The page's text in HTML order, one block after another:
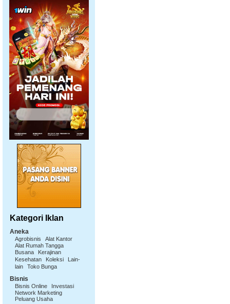
Kategori Iklan
Aneka
Agrobisnis
Alat Kantor
Alat Rumah Tangga
Busana
Kerajinan
Kesehatan
Koleksi
Lain-
lain
Toko Bunga
Bisnis
Bisnis Online
Investasi
Network Marketing
Peluang Usaha